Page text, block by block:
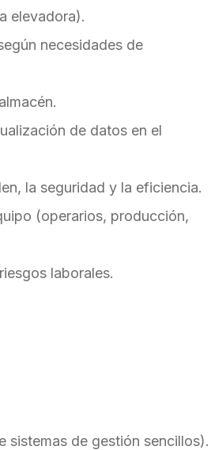
elevadora).
necesidades de
de datos en el
la seguridad y la eficiencia.
(operarios, producción,
laborales.
sistemas de gestión sencillos).